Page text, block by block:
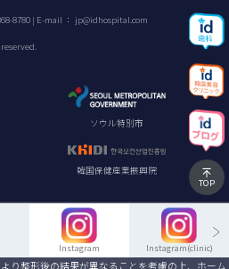
Instagram Instagram(clinic)
8780 | E-mail ： jp@idhospital.com
ソウル特別市
韓国保健産業振興院
TOP
り整形後の結果が異なることを考慮の上、ホーム